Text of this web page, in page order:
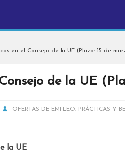
en el Consejo de la UE (Plazo: 15 de
de la UE
OFERTAS DE EMPLEO, PRÁCTICAS Y
la UE